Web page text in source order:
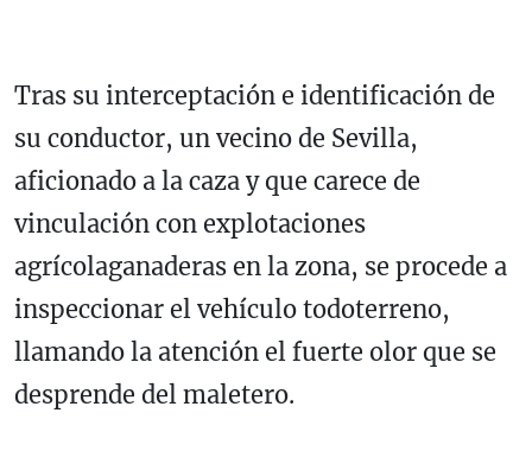
Tras su interceptación e identificación de
su conductor, un vecino de Sevilla,
aficionado a la caza y que carece de
vinculación con explotaciones
agrícolaganaderas en la zona, se procede a
inspeccionar el vehículo todoterreno,
llamando la atención el fuerte olor que se
desprende del maletero.